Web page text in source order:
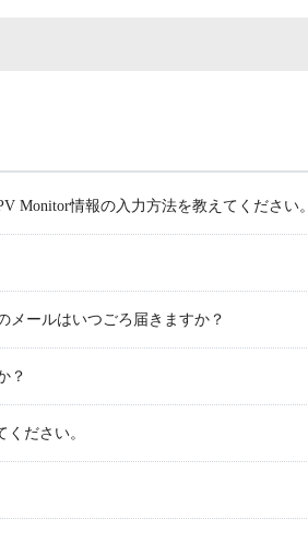
Monitor情報の入力方法を教えてください。
メールはいつごろ届きますか？
？
ださい。